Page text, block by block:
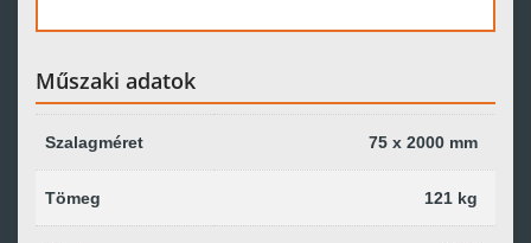
Műszaki adatok
Szalagméret 75 x 2000 mm
Tömeg 121 kg